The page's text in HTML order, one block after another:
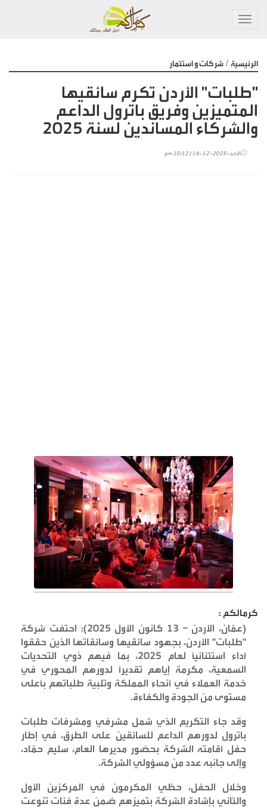
الرئيسية / شركات و استثمار
"طلبات" الأردن تكرم سائقيها
المتميزين وفريق باترول الداعم
والشركاء المساندين لسنة 2025
الأحد-2025-12-14 | 10:12 pm
كرمالكم :
(عمّان، الأردن – 13 كانون الأول 2025): احتفت شركة
"طلبات" الأردن، بجهود سائقيها وسائقاتها الذين حققوا
أداء استثنائياً لعام 2025، بما فيهم ذوي التحديات
السمعية، مكرمة إياهم تقديراً لدورهم المحوري في
خدمة العملاء في أنحاء المملكة وتلبية طلباتهم بأعلى
مستوى من الجودة والكفاءة.
وقد جاء التكريم الذي شمل مشرفي ومشرفات طلبات
باترول لدورهم الداعم للسائقين على الطرق، في إطار
حفل أقامته الشركة بحضور مديرها العام، سليم حمّاد،
وإلى جانبه عدد من مسؤولي الشركة.
وخلال الحفل، حظي المكرمون في المركزين الأول
والثاني بإشادة الشركة بتميزهم ضمن عدة فئات تنوعت